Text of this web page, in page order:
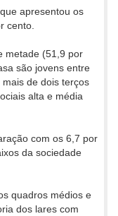
apresentou os
cento.
metade (51,9 por
são jovens entre
de dois terços
alta e média
com os 6,7 por
da sociedade
quadros médios e
dos lares com